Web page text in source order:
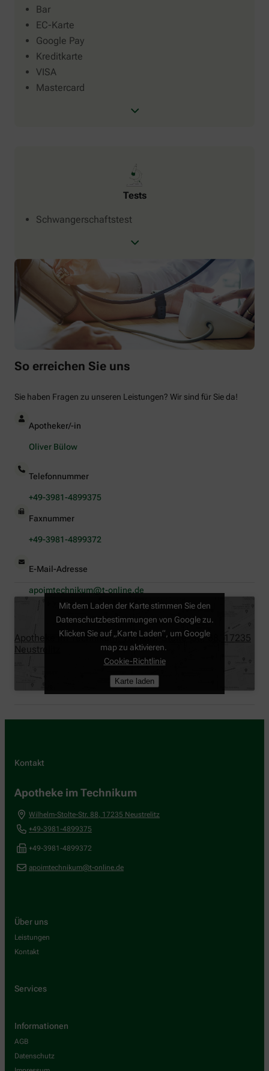
Bar
EC-Karte
Google Pay
Kreditkarte
VISA
Mastercard
Tests
Schwangerschaftstest
So erreichen Sie uns
Sie haben Fragen zu unseren Leistungen? Wir sind für Sie da!
Apotheker/-in
Oliver Bülow
Telefonnummer
+49-3981-4899375
Faxnummer
+49-3981-4899372
E-Mail-Adresse
apoimtechnikum@t-online.de
Apotheke im Technikum, Wilhelm-Stolte-Str. 88, 17235
Neustrelitz
Mit dem Laden der Karte stimmen Sie den
Datenschutzbestimmungen von Google zu.
Klicken Sie auf „Karte Laden“, um Google
map zu aktivieren.
Cookie-Richtlinie
Karte laden
Kontakt
Apotheke im Technikum
Wilhelm-Stolte-Str. 88, 17235 Neustrelitz
+49-3981-4899375
+49-3981-4899372
apoimtechnikum@t-online.de
Über uns
Leistungen
Kontakt
Services
Informationen
AGB
Datenschutz